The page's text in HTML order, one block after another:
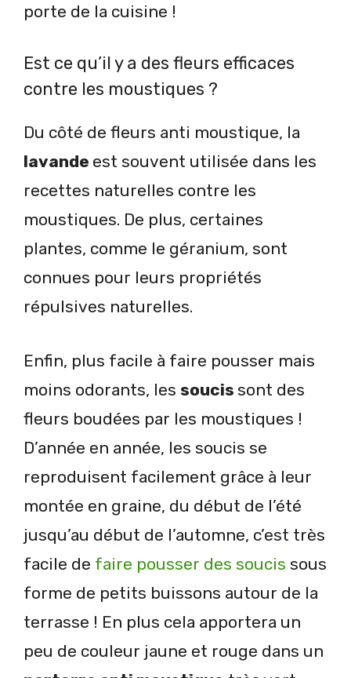
porte de la cuisine !
Est ce qu’il y a des fleurs efficaces
contre les moustiques ?
Du côté de fleurs anti moustique, la
lavande est souvent utilisée dans les
recettes naturelles contre les
moustiques. De plus, certaines
plantes, comme le géranium, sont
connues pour leurs propriétés
répulsives naturelles.
Enfin, plus facile à faire pousser mais
moins odorants, les soucis sont des
fleurs boudées par les moustiques !
D’année en année, les soucis se
reproduisent facilement grâce à leur
montée en graine, du début de l’été
jusqu’au début de l’automne, c’est très
facile de faire pousser des soucis sous
forme de petits buissons autour de la
terrasse ! En plus cela apportera un
peu de couleur jaune et rouge dans un